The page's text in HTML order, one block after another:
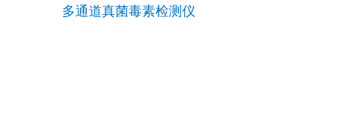
多通道真菌毒素检测仪